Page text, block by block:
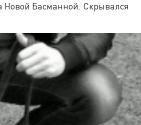
Новой Басманной. Скрывался